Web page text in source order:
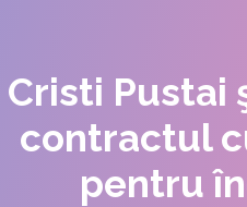
Cristi Pustai
contractul
pentru